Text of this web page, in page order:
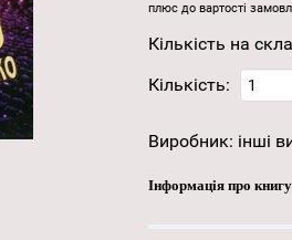
плюс до вартості
Кількість на
Кількість:
Виробник: інші
Інформація про